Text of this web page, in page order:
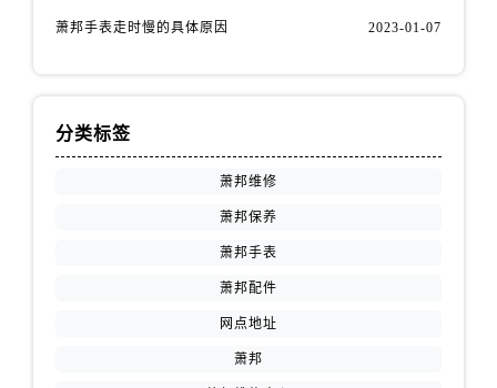
萧邦手表走时慢的具体原因 2023-01-07
分类标签
萧邦维修
萧邦保养
萧邦手表
萧邦配件
网点地址
萧邦